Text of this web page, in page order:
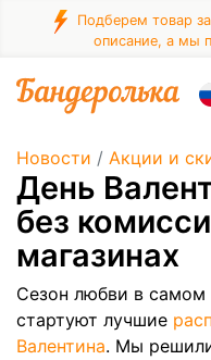
Подберем товар
описание, а мы
Новости / Акции и
День
без
магазинах
Сезон любви в самом
стартуют лучшие
Валентина. Мы